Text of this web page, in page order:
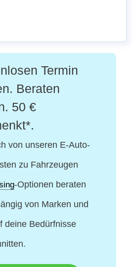
Termin
Beraten
50 €
von unseren E-Auto-
zu Fahrzeugen
-Optionen beraten
von Marken und
deine Bedürfnisse